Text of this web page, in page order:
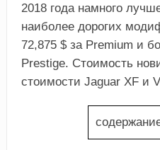
2018 года намного
наиболее дорогих
72,875 $ за Premium и
Prestige. Стоимость
стоимости Jaguar XF и